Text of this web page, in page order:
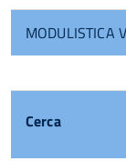
MODULISTICA
Cerca